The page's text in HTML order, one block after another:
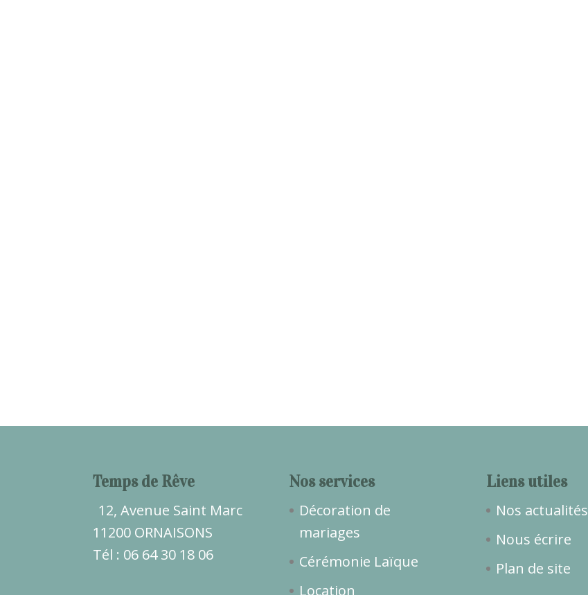
Temps de Rêve
12, Avenue Saint Marc
11200 ORNAISONS
Tél : 06 64 30 18 06
Nos services
Décoration de
mariages
Cérémonie Laïque
Location
Liens utiles
Nos actualités
Nous écrire
Plan de site